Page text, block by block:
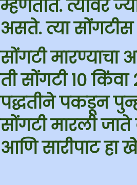
म्हणतात. त्यावर
असते. त्या सोंगटीस
सोंगटी मारण्याचा
ती सोंगटी १०
पद्धतीने पकडून
सोंगटी मारली जाते
आणि सारीपाट हा